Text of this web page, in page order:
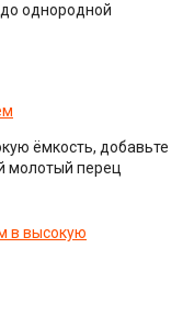
однородной
ёмкость, добавьте
молотый перец